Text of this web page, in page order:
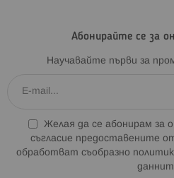
Абонирайте се за
Научавайте първи за
Желая да се абонирам за
съгласие предоставените
обработват съобразно